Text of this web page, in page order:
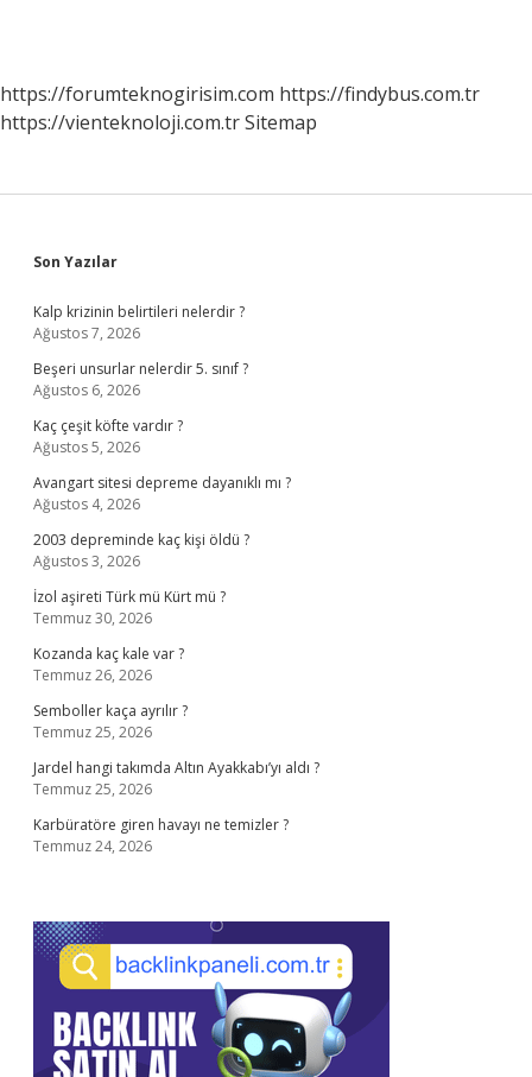
https://forumteknogirisim.com https://findybus.com.tr
https://vienteknoloji.com.trSitemap
Sidebar
Son Yazılar
Kalp krizinin belirtileri nelerdir ?
Ağustos 7, 2026
Beşeri unsurlar nelerdir 5. sınıf ?
Ağustos 6, 2026
Kaç çeşit köfte vardır ?
Ağustos 5, 2026
Avangart sitesi depreme dayanıklı mı ?
Ağustos 4, 2026
2003 depreminde kaç kişi öldü ?
Ağustos 3, 2026
İzol aşireti Türk mü Kürt mü ?
Temmuz 30, 2026
Kozanda kaç kale var ?
Temmuz 26, 2026
Semboller kaça ayrılır ?
Temmuz 25, 2026
Jardel hangi takımda Altın Ayakkabı’yı aldı ?
Temmuz 25, 2026
Karbüratöre giren havayı ne temizler ?
Temmuz 24, 2026